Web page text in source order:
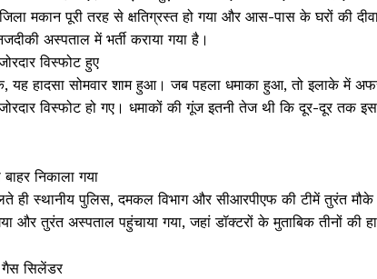
मकान पूरी तरह से क्षतिग्रस्त हो गया और आस-पास के घरों की
अस्पताल में भर्ती कराया गया है।
विस्फोट हुए
यह हादसा सोमवार शाम हुआ। जब पहला धमाका हुआ, तो इलाके में
विस्फोट हो गए। धमाकों की गूंज इतनी तेज थी कि दूर-दूर तक
निकाला गया
ही स्थानीय पुलिस, दमकल विभाग और सीआरपीएफ की टीमें तुरंत
और तुरंत अस्पताल पहुंचाया गया, जहां डॉक्टरों के मुताबिक तीनों की
सिलेंडर